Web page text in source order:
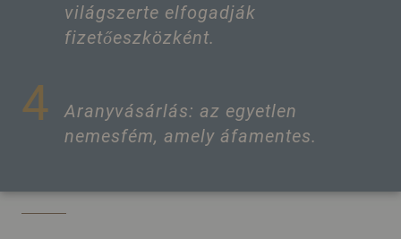
világszerte elfogadják
fizetőeszközként.
4
Aranyvásárlás: az egyetlen
nemesfém, amely áfamentes.